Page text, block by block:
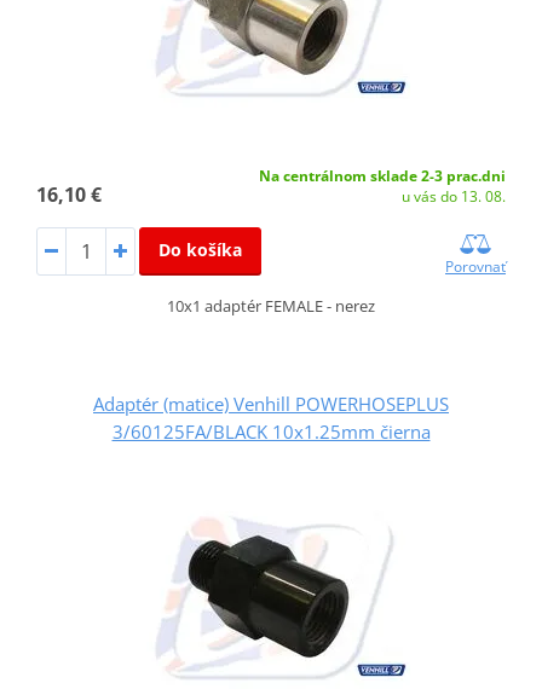
16,10 €
Na centrálnom sklade 2-3 prac.dni
u vás do 13. 08.
Do košíka
Porovnať
10x1 adaptér FEMALE - nerez
Adaptér (matice) Venhill POWERHOSEPLUS
3/60125FA/BLACK 10x1.25mm čierna